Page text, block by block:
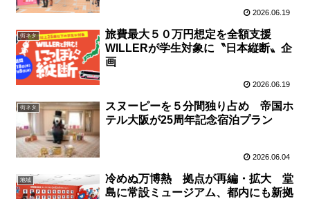
2026.06.19
街ネタ
旅費最大５０万円想定を全額支援
WILLERが学生対象に〝日本縦断〟企
画
2026.06.19
街ネタ
スヌーピーを５分間独り占め 帝国ホ
テル大阪が25周年記念宿泊プラン
2026.06.04
地域
冷めぬ万博熱 拠点が再編・拡大 堂
島に常設ミュージアム、都内にも新拠